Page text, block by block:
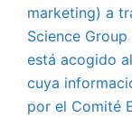
marketing) a
Science
está acogido
cuya
por el Comité